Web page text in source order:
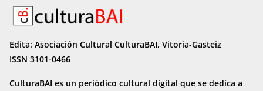
Edita: Asociación Cultural CulturaBAI, Vitoria-Gasteiz
ISSN 3101-0466
CulturaBAI es un periódico cultural digital que se dedica a